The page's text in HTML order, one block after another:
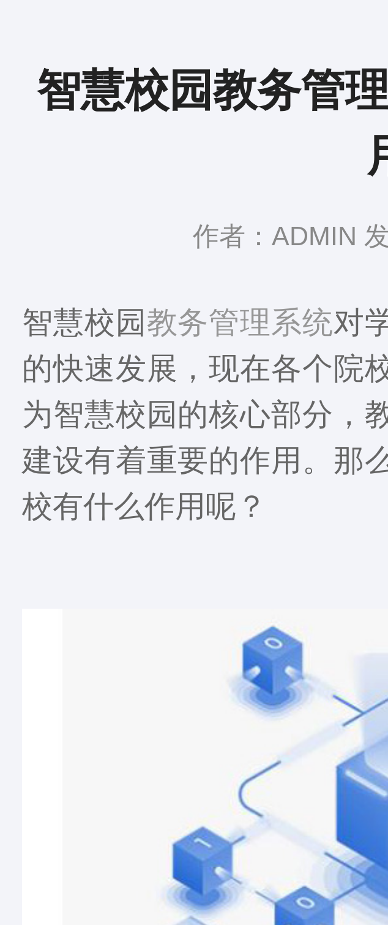
智慧校园教务管
作者：ADMIN
智慧校园教务管理系统对
的快速发展，现在各个院
为智慧校园的核心部分，
建设有着重要的作用。那
校有什么作用呢？